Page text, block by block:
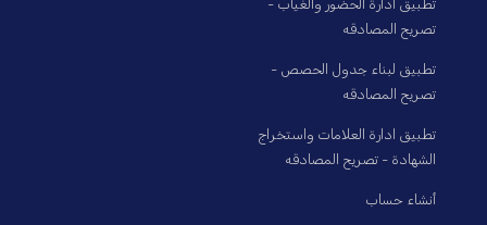
تطبيق ادارة الحضور والغياب -
تصريح المصادقه
تطبيق لبناء جدول الحصص -
تصريح المصادقه
تطبيق ادارة العلامات واستخراج
الشهادة - تصريح المصادقه
أنشاء حساب